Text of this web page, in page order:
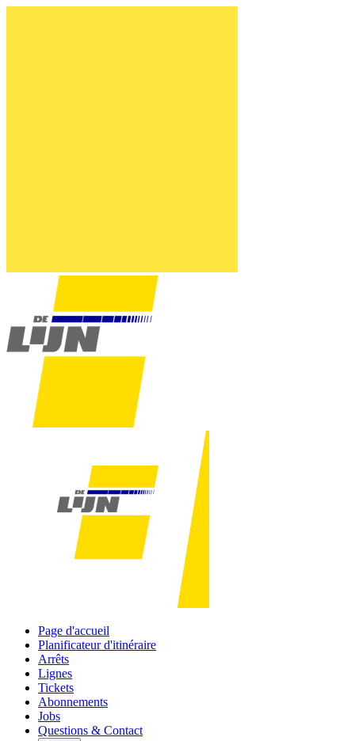
Page d'accueil
Planificateur d'itinéraire
Arrêts
Lignes
Tickets
Abonnements
Jobs
Questions & Contact